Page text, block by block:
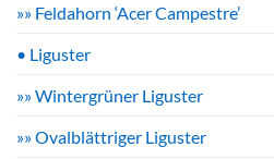
»» Feldahorn ‘Acer Campestre’
• Liguster
»» Wintergrüner Liguster
»» Ovalblättriger Liguster